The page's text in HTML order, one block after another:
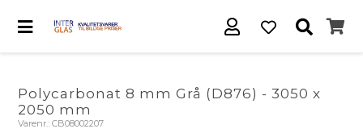
Polycarbonat 8 mm Grå (D876) - 3050 x
2050 mm
Varenr.:CB08002207